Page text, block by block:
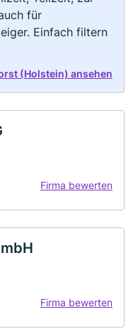
für
Einfach filtern
(Holstein) ansehen
Firma bewerten
Firma bewerten